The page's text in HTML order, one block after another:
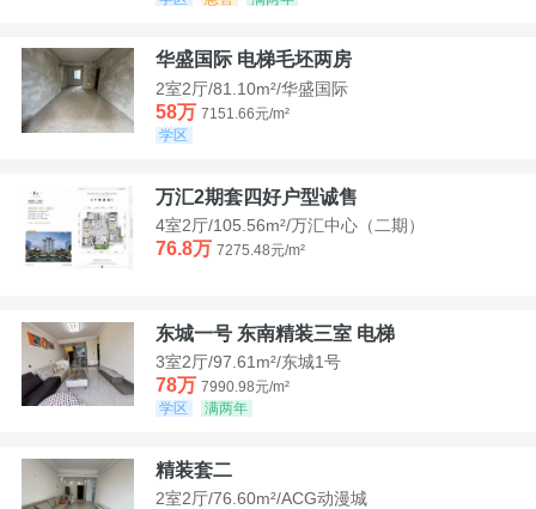
华盛国际 电梯毛坯两房
2室2厅/81.10m²/华盛国际
58万 7151.66元/m²
学区
万汇2期套四好户型诚售
4室2厅/105.56m²/万汇中心（二期）
76.8万 7275.48元/m²
东城一号 东南精装三室 电梯
3室2厅/97.61m²/东城1号
78万 7990.98元/m²
学区
满两年
精装套二
2室2厅/76.60m²/ACG动漫城